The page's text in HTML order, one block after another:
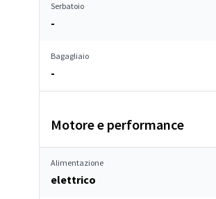
Serbatoio
-
Bagagliaio
-
Motore e performance
Alimentazione
elettrico